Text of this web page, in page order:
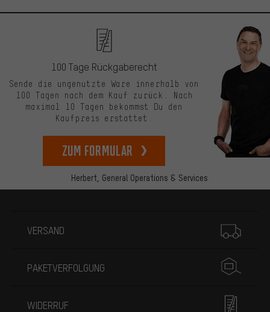
Herbert, General Operations & Services
100 Tage Rückgaberecht
Sende die ungenutzte Ware innerhalb von
100 Tagen nach dem Kauf zurück. Nach
maximal 10 Tagen bekommst Du den
Kaufpreis erstattet.
zum Formular
VERSAND
PAKETVERFOLGUNG
WIDERRUF